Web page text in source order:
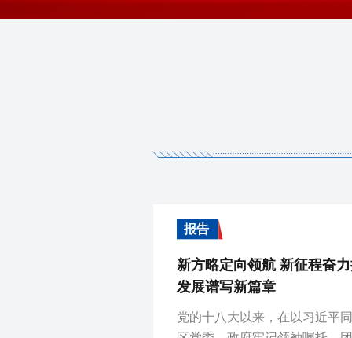
报告
新方略定向领航 新征程奋力担当 党的十八大以来西藏高质量
发展谱写新篇章
党的十八大以来，在以习近平